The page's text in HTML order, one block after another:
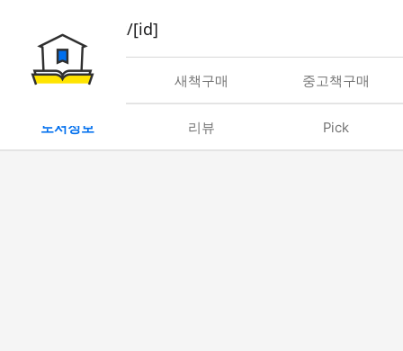
book/rent/[id]
대여 새책구매 중고책구매
도서정보 리뷰 Pick